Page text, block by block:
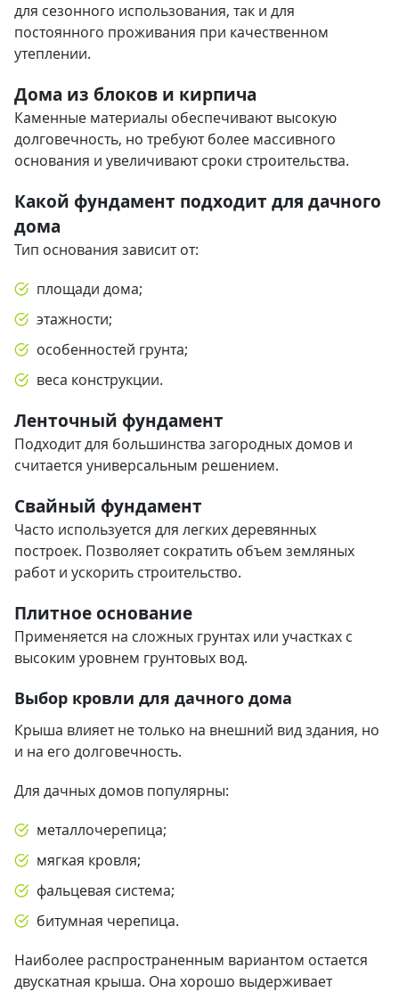
для сезонного использования, так и для
постоянного проживания при качественном
утеплении.
Дома из блоков и кирпича
Каменные материалы обеспечивают высокую
долговечность, но требуют более массивного
основания и увеличивают сроки строительства.
Какой фундамент подходит для дачного
дома
Тип основания зависит от:
площади дома;
этажности;
особенностей грунта;
веса конструкции.
Ленточный фундамент
Подходит для большинства загородных домов и
считается универсальным решением.
Свайный фундамент
Часто используется для легких деревянных
построек. Позволяет сократить объем земляных
работ и ускорить строительство.
Плитное основание
Применяется на сложных грунтах или участках с
высоким уровнем грунтовых вод.
Выбор кровли для дачного дома
Крыша влияет не только на внешний вид здания, но
и на его долговечность.
Для дачных домов популярны:
металлочерепица;
мягкая кровля;
фальцевая система;
битумная черепица.
Наиболее распространенным вариантом остается
двускатная крыша. Она хорошо выдерживает